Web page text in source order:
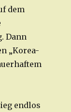
dem
Dann
„Korea-
endlos